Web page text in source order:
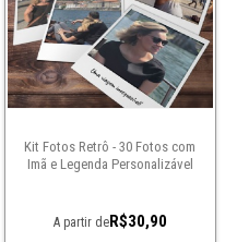
Kit Fotos Retrô - 30 Fotos com
Imã e Legenda Personalizável
A partir deR$30,90